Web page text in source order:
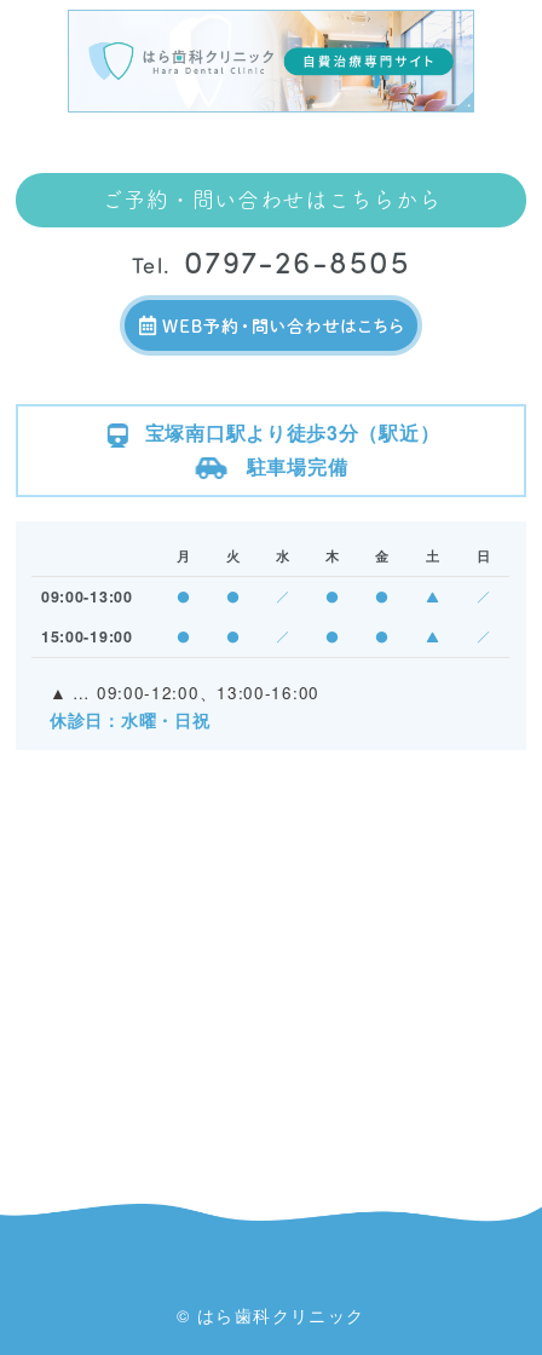
ご予約・問い合わせはこちらから
Tel. 0797-26-8505
宝塚南口駅より徒歩3分（駅近）
駐車場完備
月 火 水 木 金 土 日
09:00-13:00 ● ● ／ ● ● ▲ ／
15:00-19:00 ● ● ／ ● ● ▲ ／
▲ … 09:00-12:00、13:00-16:00
休診日：水曜・日祝
© はら歯科クリニック